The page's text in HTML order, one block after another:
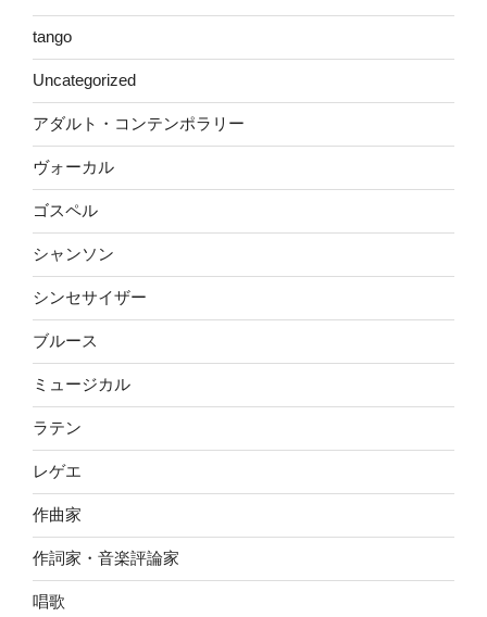
tango
Uncategorized
アダルト・コンテンポラリー
ヴォーカル
ゴスペル
シャンソン
シンセサイザー
ブルース
ミュージカル
ラテン
レゲエ
作曲家
作詞家・音楽評論家
唱歌